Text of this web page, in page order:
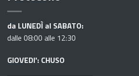
da LUNEDÌ al SABATO:
dalle 08:00 alle 12:30
GIOVEDI': CHUSO